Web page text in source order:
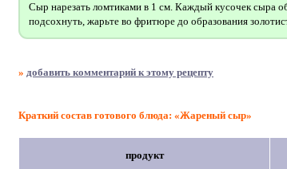
Сыр нарезать ломтиками в 1 см. Каждый кусочек сыра
подсохнуть, жарьте во фритюре до образования
» добавить комментарий к этому рецепту
Краткий состав готового блюда: «Жареный сыр»
продукт